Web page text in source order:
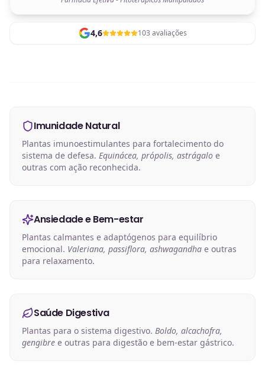
4,6 103 avaliações
Imunidade Natural
Plantas imunoestimulantes para fortalecimento do
sistema de defesa. Equinácea, própolis, astrágalo e
outras com ação reconhecida.
Ansiedade e Bem-estar
Plantas calmantes e adaptógenos para equilíbrio
emocional. Valeriana, passiflora, ashwagandha e outras
para relaxamento.
Saúde Digestiva
Plantas para o sistema digestivo. Boldo, alcachofra,
gengibre e outras para digestão e bem-estar gástrico.